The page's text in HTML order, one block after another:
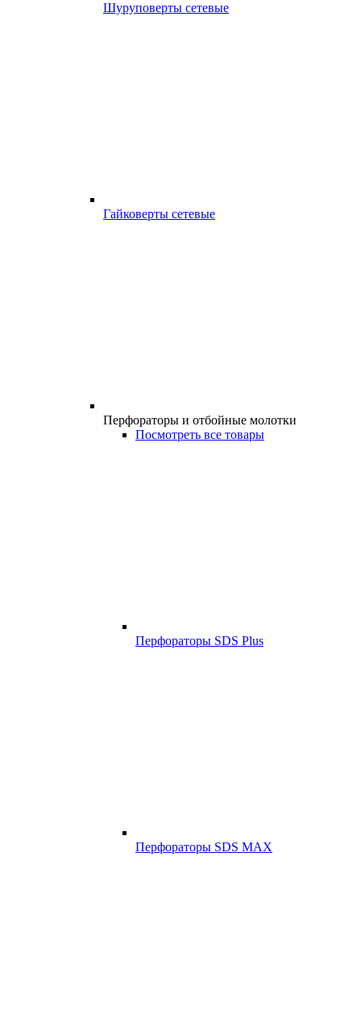
Шуруповерты сетевые
Гайковерты сетевые
Перфораторы и отбойные молотки
Посмотреть все товары
Перфораторы SDS Plus
Перфораторы SDS MAX